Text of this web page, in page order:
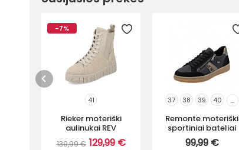
-7%
41
Rieker moteriški
aulinukai REV
139,99 € 129,99 €
37 38 39 40 ...
Remonte moteriški
sportiniai bateliai
99,99 €